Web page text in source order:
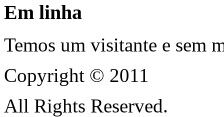
Em linha
Temos um visitante e sem
Copyright © 2011
All Rights Reserved.